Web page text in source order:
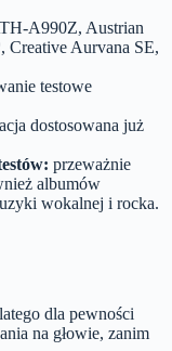
A990Z, Austrian
Aurvana SE,
testowe
dostosowana już
przeważnie
albumów
wokalnej i rocka.
dla pewności
na głowie, zanim